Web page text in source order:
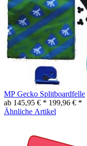
MP Gecko Splitboardfelle
ab 145,95 € * 199,96 € *
Ähnliche Artikel